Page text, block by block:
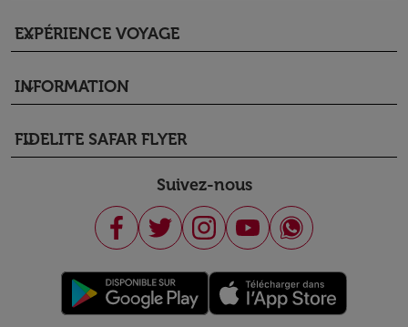
EXPÉRIENCE VOYAGE
keyboard_arrow_down
INFORMATION
keyboard_arrow_down
FIDELITE SAFAR FLYER
keyboard_arrow_down
Suivez-nous